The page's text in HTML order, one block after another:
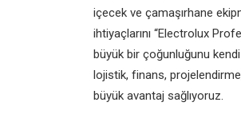
içecek ve çamaşırhane
ihtiyaçlarını “Electrolux
büyük bir çoğunluğunu
lojistik, finans,
büyük avantaj sağlıyoruz.